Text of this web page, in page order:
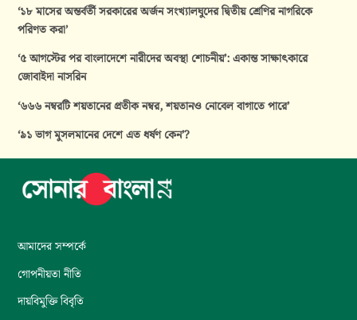
‘১৮ মাসের অন্তর্বর্তী সরকারের অর্জন সংখ্যালঘুদের দ্বিতীয় শ্রেণির নাগরিকে
পরিণত করা’
‘৫ আগস্টের পর বাংলাদেশে নারীদের অবস্থা শোচনীয়’: একান্ত সাক্ষাৎকারে
জোবাইদা নাসরিন
‘৬৬৬ নম্বরটি শয়তানের প্রতীক নম্বর, শয়তানও নোবেল বাগাতে পারে’
‘৯১ ভাগ মুসলমানের দেশে এত ধর্ষণ কেন’?
আমাদের সম্পর্কে
গোপনীয়তা নীতি
দায়বিমুক্তি বিবৃতি